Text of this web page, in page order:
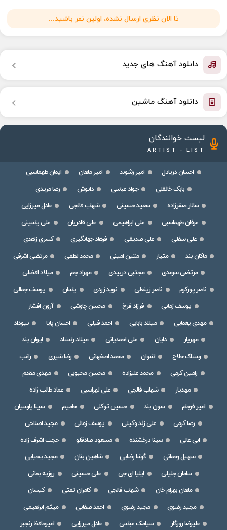
تا الان نظری ارسال نشده، اولین نفر باشید...
دانلود آهنگ های جدید
دانلود آهنگ ماشین
لیست خوانندگان
ARTIST - LIST
احسان دریادل امیر رشوند امیر ماهان
ایمان طهماسبی
بابک خانقلی
جواد عباسی دانوش
رضا مریدی
سالار صفرزاده
سعید حسینی شهاب فالجی
عادل میرزایی
عرفان طهماسبی
علی ابراهیمی علی قادریان
علی یاسینی
علی سفلی
علی صدیقی فرهاد جهانگیری
کسری زاهدی
ماکان بند
متیار متین امینی محمد لطفی
مرتضی اشرفی
مرتضی سرمدی
مجتبی دربیدی مهراد جم
میلاد افضلی
ناصر پورکرم
ناصر زینعلی نوید زردی یاسان
یوسف جمالی
یوسف زمانی
فرزاد فرخ محسن چاوشی
آرون افشار
مهدی یغمایی
میلاد بابایی احمد فیلی احسان پایا
نیوداد
مهریار
دایان علی احمدیانی میلاد راستاد
ایوان بند
رستاک حلاج
اشوان محمد اصفهانی رضا شیری
راغب
رامین کرمی
محمد علیزاده محسن محبوبی
مهدی مقدم
مهدیار
شهاب فالجی علی لهراسبی
عماد طالب زاده
امیر فرجام
سون بند حسین توکلی حامیم
سینا پارسیان
رضا کرمی
علی زند وکیلی یوسف زمانی
مجید اصلاحی
ابی عالی
سینا درخشنده مسعود صادقلو
حجت اشرف زاده
سهیل رحمانی
گرشا رضایی شاهین بنان
مجید یحیایی
سامان جلیلی
ایلیا ای جی علی حسینی
روزبه بمانی
ماهان بهرام خان
شهاب فالجی کامران تفتی
کیسان
مجید رضوی
مجید رضوی احمد صفایی
میثم ابراهیمی
علیرضا روزگار
سیامک عباسی عادل میرزایی امیرحافظ رنجبر